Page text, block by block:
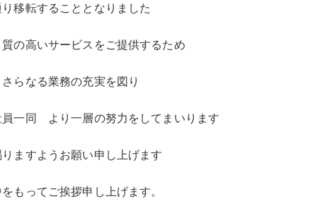
移転することとなりました
の高いサービスをご提供するため
らなる業務の充実を図り
員一同 より一層の努力をしてまいります
ますようお願い申し上げます
もってご挨拶申し上げます。